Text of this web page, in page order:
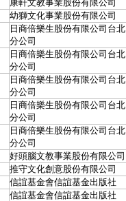
康軒文教事業股份有限公司
幼獅文化事業股份有限公司
日商倍樂生股份有限公司台北
分公司
日商倍樂生股份有限公司台北
分公司
日商倍樂生股份有限公司台北
分公司
日商倍樂生股份有限公司台北
分公司
日商倍樂生股份有限公司台北
分公司
好頭腦文教事業股份有限公司
推守文化創意股份有限公司
信誼基金會信誼基金出版社
信誼基金會信誼基金出版社